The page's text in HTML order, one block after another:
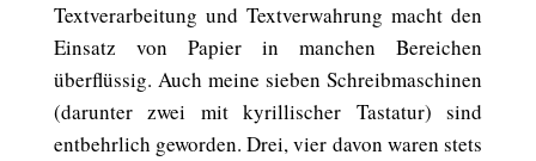
Textverarbeitung und Textverwahrung macht den
Einsatz von Papier in manchen Bereichen
überflüssig. Auch meine sieben Schreibmaschinen
(darunter zwei mit kyrillischer Tastatur) sind
entbehrlich geworden. Drei, vier davon waren stets